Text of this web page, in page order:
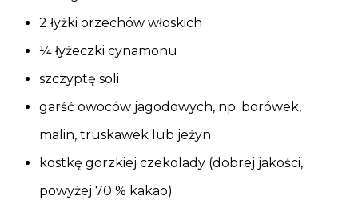
2 łyżki orzechów włoskich
¼ łyżeczki cynamonu
szczyptę soli
garść owoców jagodowych, np. borówek,
malin, truskawek lub jeżyn
kostkę gorzkiej czekolady (dobrej jakości,
powyżej 70 % kakao)